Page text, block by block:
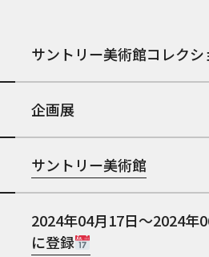
サントリー美術館コレク
企画展
サントリー美術館
2024年04月17日～2024年
に登録